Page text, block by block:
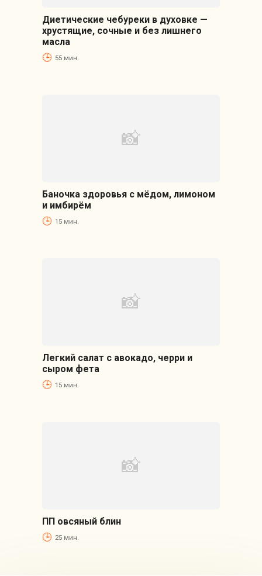
Диетические чебуреки в духовке —
хрустящие, сочные и без лишнего
масла
55 мин.
Баночка здоровья с мёдом, лимоном
и имбирём
15 мин.
Легкий салат с авокадо, черри и
сыром фета
15 мин.
ПП овсяный блин
25 мин.